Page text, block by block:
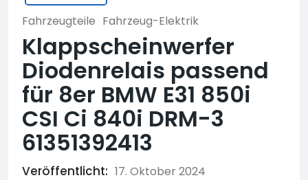
Fahrzeugteile Fahrzeug-Elektrik
Klappscheinwerfer
Diodenrelais passend
für 8er BMW E31 850i
CSI Ci 840i DRM-3
61351392413
Veröffentlicht: 17. Oktober 2024